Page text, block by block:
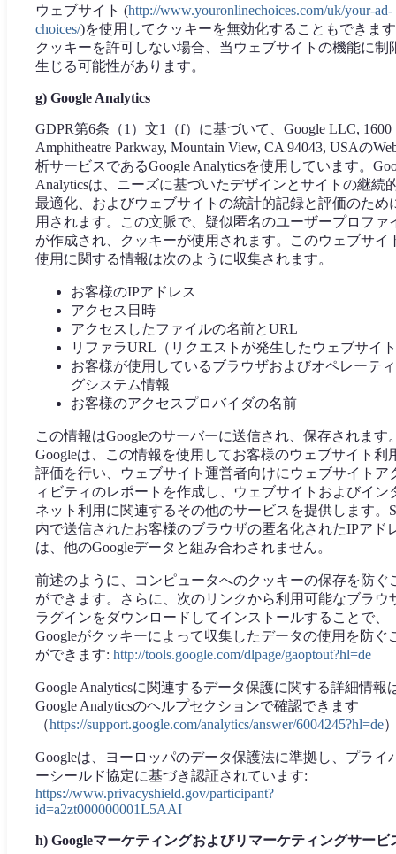
ウェブサイト (http://www.youronlinechoices.com/uk/your-ad-
choices/)を使用してクッキーを無効化することもできま
クッキーを許可しない場合、当ウェブサイトの機能に制
生じる可能性があります。
g) Google Analytics
GDPR第6条（1）文1（f）に基づいて、Google LLC, 1600
Amphitheatre Parkway, Mountain View, CA 94043, USAの
析サービスであるGoogle Analyticsを使用しています。
Analyticsは、ニーズに基づいたデザインとサイトの継続
最適化、およびウェブサイトの統計的記録と評価のため
用されます。この文脈で、疑似匿名のユーザープロファ
が作成され、クッキーが使用されます。このウェブサイ
使用に関する情報は次のように収集されます。
お客様のIPアドレス
アクセス日時
アクセスしたファイルの名前とURL
リファラURL（リクエストが発生したウェブサイ
お客様が使用しているブラウザおよびオペレーテ
グシステム情報
お客様のアクセスプロバイダの名前
この情報はGoogleのサーバーに送信され、保存されます
Googleは、この情報を使用してお客様のウェブサイト利
評価を行い、ウェブサイト運営者向けにウェブサイトア
ィビティのレポートを作成し、ウェブサイトおよびイン
ネット利用に関連するその他のサービスを提供します。
内で送信されたお客様のブラウザの匿名化されたIPアド
は、他のGoogleデータと組み合わされません。
前述のように、コンピュータへのクッキーの保存を防ぐ
ができます。さらに、次のリンクから利用可能なブラウ
ラグインをダウンロードしてインストールすることで、
Googleがクッキーによって収集したデータの使用を防ぐ
ができます: http://tools.google.com/dlpage/gaoptout?hl=de
Google Analyticsに関連するデータ保護に関する詳細情報
Google Analyticsのヘルプセクションで確認できます
（https://support.google.com/analytics/answer/6004245?hl=de
Googleは、ヨーロッパのデータ保護法に準拠し、プライ
ーシールド協定に基づき認証されています:
https://www.privacyshield.gov/participant?
id=a2zt000000001L5AAI
h) Googleマーケティングおよびリマーケティングサービ